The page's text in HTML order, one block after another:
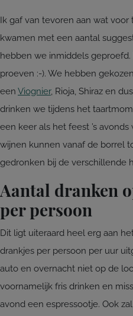
Ik gaf van tevoren aan wat
kwamen met een aantal
hebben we inmiddels
proeven :-). We hebben
een Viognier, Rioja, Shiraz en
drinken we tijdens het
een keer als het feest ’s
wijnen kunnen vanaf de borrel
gedronken bij de verschillende
Aantal dranken
per persoon
Dit ligt uiteraard heel erg aan
drankjes per persoon per uur
auto en overnacht niet op de
voornamelijk fris drinken en
avond een espressootje. Ook